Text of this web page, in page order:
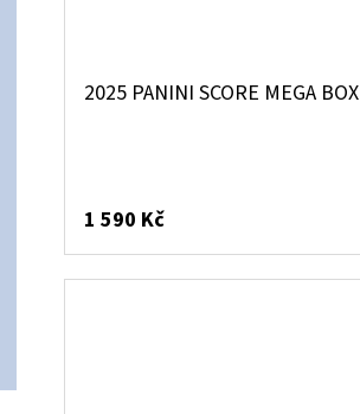
2025 PANINI SCORE MEGA BOX
1 590 Kč